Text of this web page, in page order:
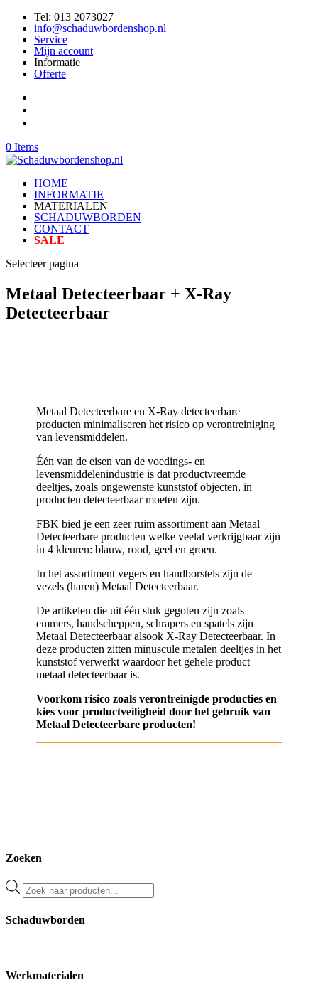
Tel: 013 2073027
info@schaduwbordenshop.nl
Service
Mijn account
Informatie
Offerte
0 Items
HOME
INFORMATIE
MATERIALEN
SCHADUWBORDEN
CONTACT
SALE
Selecteer pagina
Metaal Detecteerbaar + X-Ray
Detecteerbaar
Metaal Detecteerbare en X-Ray detecteerbare
producten minimaliseren het risico op verontreiniging
van levensmiddelen.
Één van de eisen van de voedings- en
levensmiddelenindustrie is dat productvreemde
deeltjes, zoals ongewenste kunststof objecten, in
producten detecteerbaar moeten zijn.
FBK bied je een zeer ruim assortiment aan Metaal
Detecteerbare producten welke veelal verkrijgbaar zijn
in 4 kleuren: blauw, rood, geel en groen.
In het assortiment vegers en handborstels zijn de
vezels (haren) Metaal Detecteerbaar.
De artikelen die uit één stuk gegoten zijn zoals
emmers, handscheppen, schrapers en spatels zijn
Metaal Detecteerbaar alsook X-Ray Detecteerbaar. In
deze producten zitten minuscule metalen deeltjes in het
kunststof verwerkt waardoor het gehele product
metaal detecteerbaar is.
Voorkom risico zoals verontreinigde producties en
kies voor productveiligheid door het gebruik van
Metaal Detecteerbare producten!
Zoeken
Producten
zoeken
Schaduwborden
Werkmaterialen